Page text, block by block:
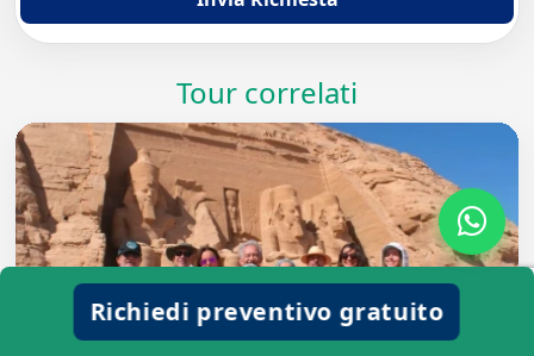
Tour correlati
Tour
Viaggiare in Egitto: Tutti i Tour Egitto
Richiedi preventivo gratuito